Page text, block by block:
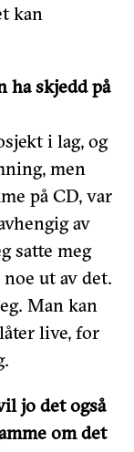
kan
ha skjedd på
i lag, og
men
på CD, var
av
satte meg
ut av det.
Man kan
live, for
jo det også
om det